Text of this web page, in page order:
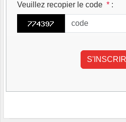
Veuillez recopier le code * :